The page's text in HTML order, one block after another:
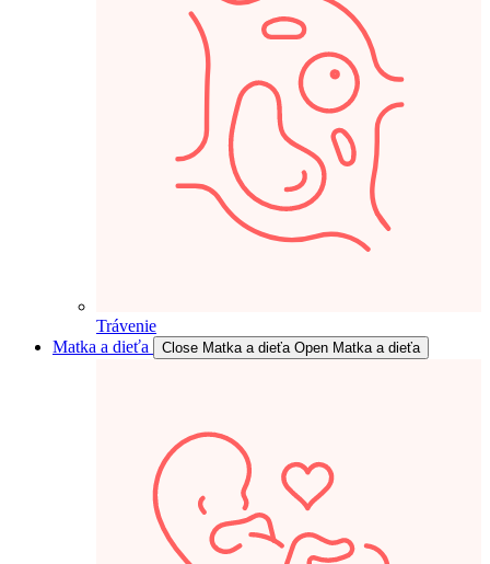
Trávenie
Matka a dieťa
Close Matka a dieťa Open Matka a dieťa